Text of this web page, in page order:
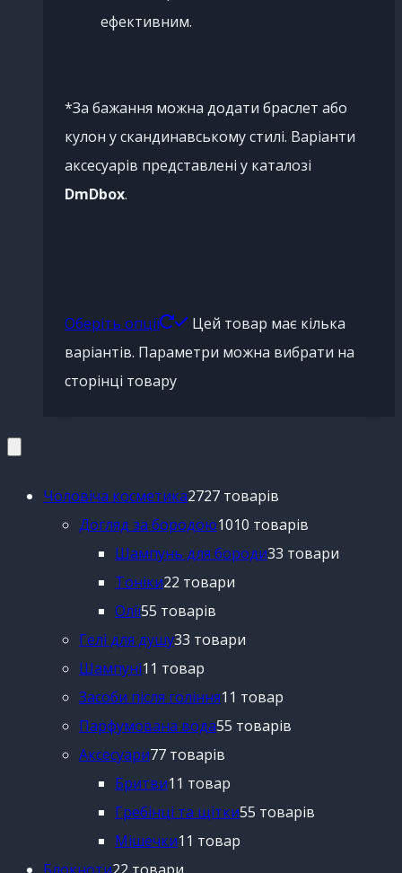
ефективним.
*За бажання можна додати браслет або
кулон у скандинавському стилі. Варіанти
аксесуарів представлені у каталозі
DmDbox.
Оберіть опції
Цей товар має кілька
варіантів. Параметри можна вибрати на
сторінці товару
Чоловіча косметика2727 товарів
Догляд за бородою1010 товарів
Шампунь для бороди33 товари
Тоніки22 товари
Олії55 товарів
Гелі для душу33 товари
Шампуні1 1 товар
Засоби після гоління1 1 товар
Парфумована вода55 товарів
Аксесуари77 товарів
Бритви1 1 товар
Гребінці та щітки55 товарів
Мішечки1 1 товар